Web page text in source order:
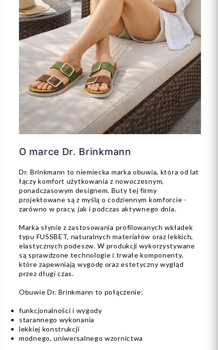
O marce Dr. Brinkmann
Dr. Brinkmann to niemiecka marka obuwia, która od lat
łączy komfort użytkowania z nowoczesnym,
ponadczasowym designem. Buty tej firmy
projektowane są z myślą o codziennym komforcie -
zarówno w pracy, jak i podczas aktywnego dnia.
Marka słynie z zastosowania profilowanych wkładek
typu FUSSBET, naturalnych materiałów oraz lekkich,
elastycznych podeszw. W produkcji wykorzystywane
są sprawdzone technologie i trwałe komponenty,
które zapewniają wygodę oraz estetyczny wygląd
przez długi czas.
Obuwie Dr. Brinkmann to połączenie:
funkcjonalności i wygody
starannego wykonania
lekkiej konstrukcji
modnego, uniwersalnego wzornictwa